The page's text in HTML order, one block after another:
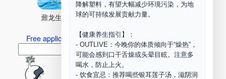
降解塑料，有望大幅减少环境污染，为地
球的可持续发展贡献力量。
【健康养生指引】：
- OUTLIVE：今晚你的体质倾向于“燥热”，
可能会感到口干舌燥或头晕目眩。注意多
喝水，防止上火。
- 饮食宜忌：推荐喝些银耳莲子汤，滋阴润
鼐龙生物 PLM
Free application for “Healing Association Membership”
索
Search